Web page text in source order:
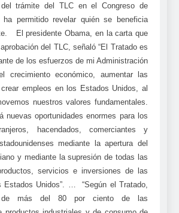
del trámite del TLC en el Congreso de
ha permitido revelar quién se beneficia
El presidente Obama, en la carta que
del TLC, señaló “El Tratado es
de los esfuerzos de mi Administración
crecimiento económico, aumentar las
empleos en los Estados Unidos, al
nuestros valores fundamentales.
nuevas oportunidades enormes para los
hacendados, comerciantes y
mediante la apertura del
y mediante la supresión de todas las
servicios e inversiones de las
Estados Unidos”. … “Según el Tratado,
de más del 80 por ciento de las